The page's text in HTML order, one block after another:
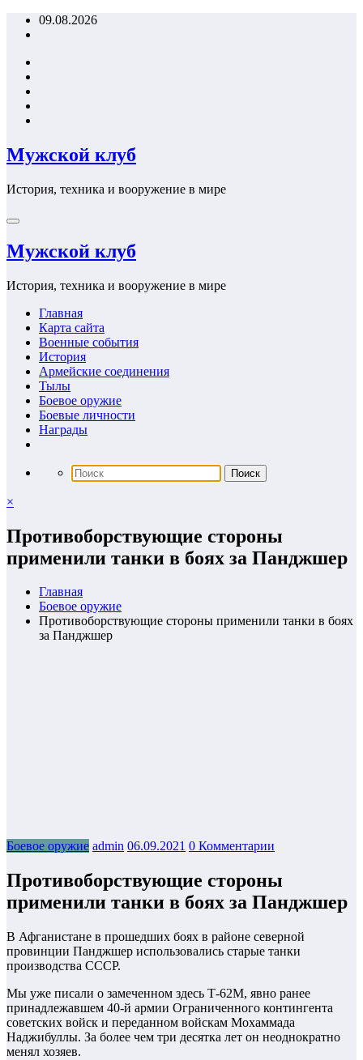
Перейти09.08.2026
Мужской клуб
История, техника и вооружение в мире
Мужской клуб
История, техника и вооружение в мире
Главная
Карта сайта
Военные события
История
Армейские соединения
Тылы
Боевое оружие
Боевые личности
Награды
×
Противоборствующие стороны
применили танки в боях за Панджшер
Главная
Боевое оружие
Противоборствующие стороны применили танки в боях
за Панджшер
Боевое оружие admin 06.09.2021 0 Комментарии
Противоборствующие стороны
применили танки в боях за Панджшер
В Афганистане в прошедших боях в районе северной
провинции Панджшер использовались старые танки
производства СССР.
Мы уже писали о замеченном здесь Т-62М, явно ранее
принадлежавшем 40-й армии Ограниченного контингента
советских войск и переданном войскам Мохаммада
Наджибуллы. За более чем три десятка лет он неоднократно
менял хозяев.